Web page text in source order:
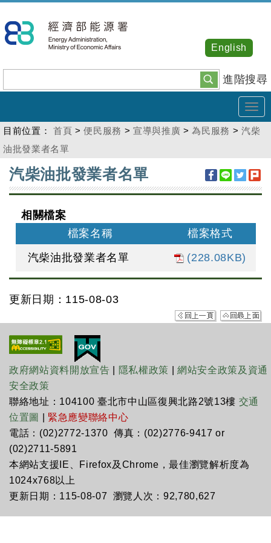
到
主
內
容
進階搜尋
English
目前位置： 首頁 >便民服務 >宣導與推廣 >為民服務 >汽柴
油批發業者名單
:::
汽柴油批發業者名單
相關檔案
檔案名稱
檔案格式
汽柴油批發業者名單
(228.08KB)
更新日期：115-08-03
政府網站資料開放宣告 隱私權政策 |網站安全政策及資通
安全政策
聯絡地址：104100 臺北市中山區復興北路2號13樓 交通
位置圖
緊急應變聯絡中心
電話：(02)2772-1370 傳真：(02)2776-9417 or
(02)2711-5891
本網站支援IE、Firefox及Chrome，最佳瀏覽解析度為
1024x768以上
更新日期：115-08-07 瀏覽人次：92,780,627